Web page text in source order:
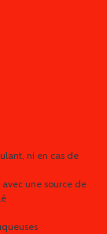
ni en cas de
une source de